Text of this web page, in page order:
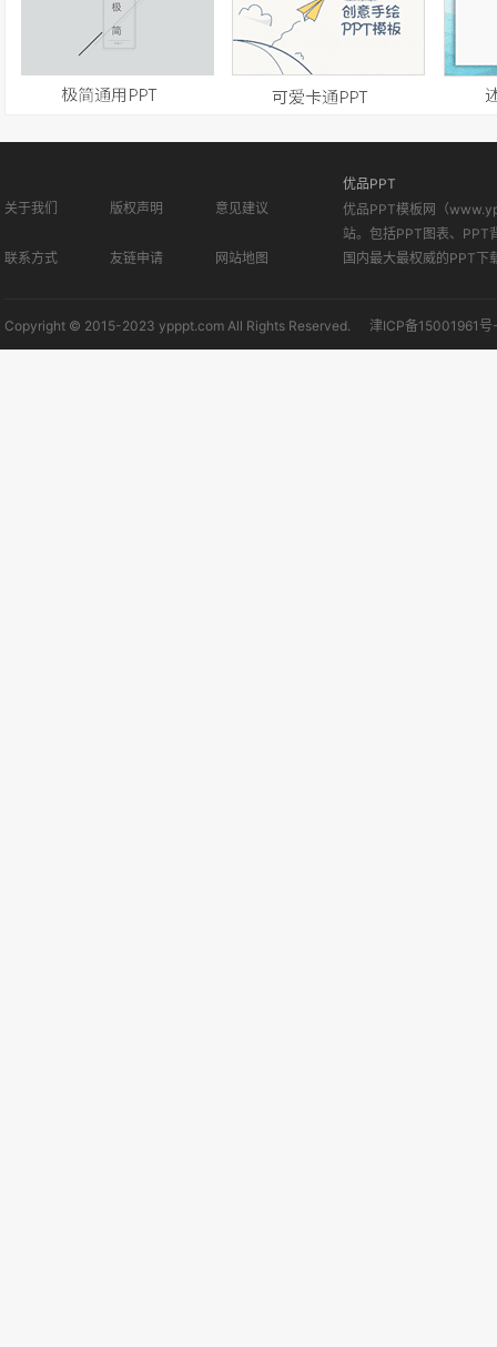
关于我们 版权声明 意见建议
联系方式 友链申请 网站地图
优品PPT
优品PPT模板网（
站。包括PPT图表、PPT
国内最大最权威的PPT下
Copyright © 2015-2023 ypppt.com All Rights Reserved. 津ICP备15001961号